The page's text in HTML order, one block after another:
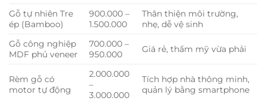
Gỗ tự nhiên Tre
ép (Bamboo)
900.000 –
1.500.000
Thân thiện môi trường,
nhẹ, dễ vệ sinh
Gỗ công nghiệp
MDF phủ veneer
700.000 –
950.000
Giá rẻ, thẩm mỹ vừa phải
Rèm gỗ có
motor tự động
2.000.000
–
3.000.000
Tích hợp nhà thông minh,
quản lý bằng smartphone